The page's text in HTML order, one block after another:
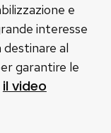
e
interesse
al
garantire le
il video